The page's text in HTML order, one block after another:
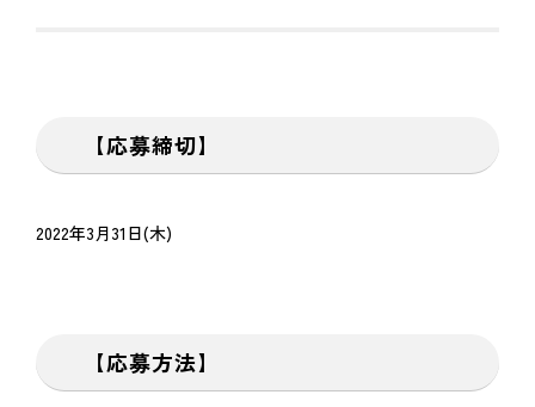
【応募締切】
2022年3月31日(木)
【応募方法】